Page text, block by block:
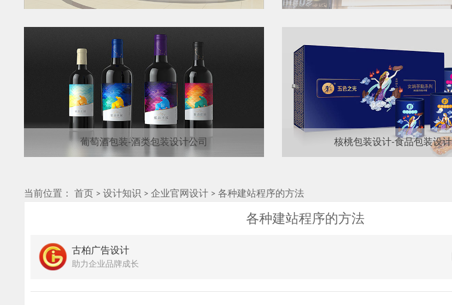
葡萄酒包装-酒类包装设计公司 核桃包装设计-食品包装设
当前位置： 首页 >设计知识 >企业官网设计 >各种建站程序的方法
各种建站程序的方法
古柏广告设计
助力企业品牌成长